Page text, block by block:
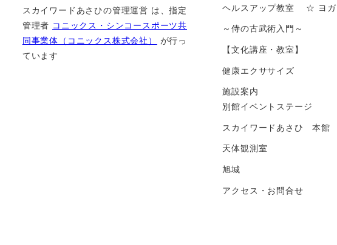
スカイワードあさひの管理運営 は、指定
管理者 コニックス・シンコースポーツ共
同事業体（コニックス株式会社）
が⾏っ
ています
ヘルスアップ教室 ☆ ヨガ
～侍の古武術入門～
【文化講座・教室】
健康エクササイズ
施設案内
別館イベントステージ
スカイワードあさひ 本館
天体観測室
旭城
アクセス・お問合せ